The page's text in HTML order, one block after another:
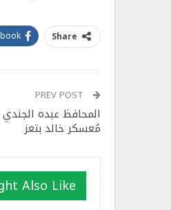
Share
المحافظ عبده
مُعسكر خالد بتعز
Also Like